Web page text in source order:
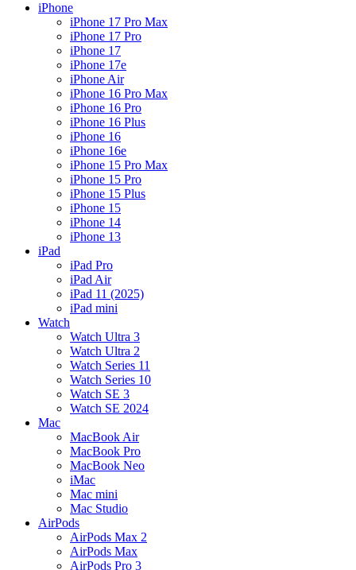
iPhone
iPhone 17 Pro Max
iPhone 17 Pro
iPhone 17
iPhone 17e
iPhone Air
iPhone 16 Pro Max
iPhone 16 Pro
iPhone 16 Plus
iPhone 16
iPhone 16e
iPhone 15 Pro Max
iPhone 15 Pro
iPhone 15 Plus
iPhone 15
iPhone 14
iPhone 13
iPad
iPad Pro
iPad Air
iPad 11 (2025)
iPad mini
Watch
Watch Ultra 3
Watch Ultra 2
Watch Series 11
Watch Series 10
Watch SE 3
Watch SE 2024
Mac
MacBook Air
MacBook Pro
MacBook Neo
iMac
Mac mini
Mac Studio
AirPods
AirPods Max 2
AirPods Max
AirPods Pro 3